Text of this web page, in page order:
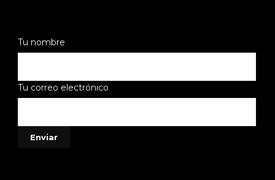
Tu nombre
Tu correo electrónico